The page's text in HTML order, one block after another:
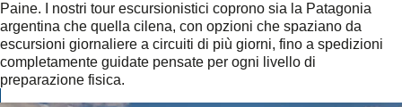
Paine. I nostri tour escursionistici coprono sia la Patagonia
argentina che quella cilena, con opzioni che spaziano da
escursioni giornaliere a circuiti di più giorni, fino a spedizioni
completamente guidate pensate per ogni livello di
preparazione fisica.